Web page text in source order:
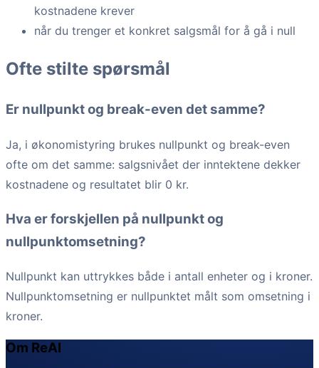
kostnadene krever
når du trenger et konkret salgsmål for å gå i null
Ofte stilte spørsmål
Er nullpunkt og break-even det samme?
Ja, i økonomistyring brukes nullpunkt og break-even
ofte om det samme: salgsnivået der inntektene dekker
kostnadene og resultatet blir 0 kr.
Hva er forskjellen på nullpunkt og
nullpunktomsetning?
Nullpunkt kan uttrykkes både i antall enheter og i kroner.
Nullpunktomsetning er nullpunktet målt som omsetning i
kroner.
Om ReAI